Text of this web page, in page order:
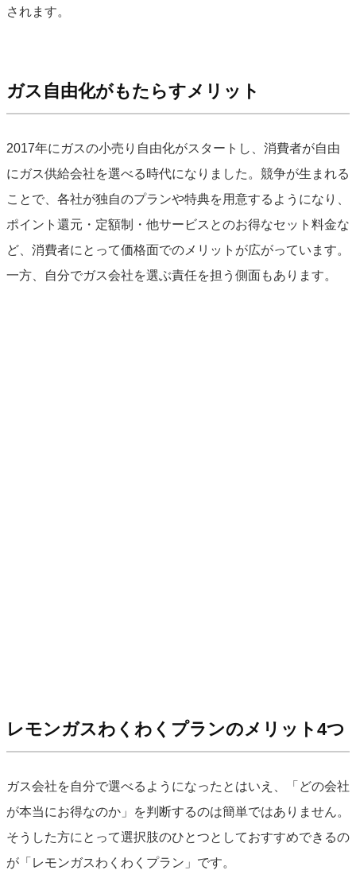
されます。
ガス自由化がもたらすメリット
2017年にガスの小売り自由化がスタートし、消費者が自由
にガス供給会社を選べる時代になりました。競争が生まれる
ことで、各社が独自のプランや特典を用意するようになり、
ポイント還元・定額制・他サービスとのお得なセット料金な
ど、消費者にとって価格面でのメリットが広がっています。
一方、自分でガス会社を選ぶ責任を担う側面もあります。
レモンガスわくわくプランのメリット4つ
ガス会社を自分で選べるようになったとはいえ、「どの会社
が本当にお得なのか」を判断するのは簡単ではありません。
そうした方にとって選択肢のひとつとしておすすめできるの
が「レモンガスわくわくプラン」です。